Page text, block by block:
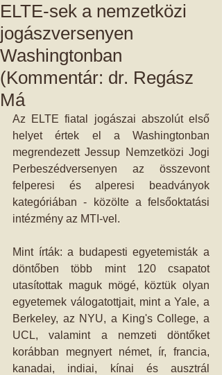
ELTE-sek a nemzetközi
jogászversenyen
Washingtonban
(Kommentár: dr. Regász
Má
Az ELTE fiatal jogászai abszolút első
helyet értek el a Washingtonban
megrendezett Jessup Nemzetközi Jogi
Perbeszédversenyen az összevont
felperesi és alperesi beadványok
kategóriában - közölte a felsőoktatási
intézmény az MTI-vel.
Mint írták: a budapesti egyetemisták a
döntőben több mint 120 csapatot
utasítottak maguk mögé, köztük olyan
egyetemek válogatottjait, mint a Yale, a
Berkeley, az NYU, a King's College, a
UCL, valamint a nemzeti döntőket
korábban megnyert német, ír, francia,
kanadai, indiai, kínai és ausztrál